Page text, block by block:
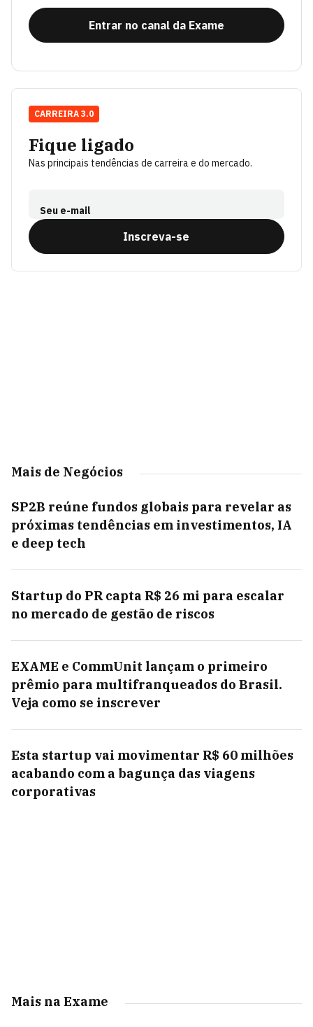
Entrar no canal da Exame
Fique ligado
Nas principais tendências de carreira e do mercado.
Seu e-mail
Inscreva-se
CARREIRA 3.0
Mais de Negócios
SP2B reúne fundos globais para revelar as
próximas tendências em investimentos, IA
e deep tech
Startup do PR capta R$ 26 mi para escalar
no mercado de gestão de riscos
EXAME e CommUnit lançam o primeiro
prêmio para multifranqueados do Brasil.
Veja como se inscrever
Esta startup vai movimentar R$ 60 milhões
acabando com a bagunça das viagens
corporativas
Mais na Exame